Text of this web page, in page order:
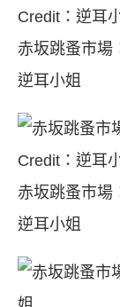
赤坂跳蚤市場
逆耳小姐
赤坂跳蚤市場
逆耳小姐